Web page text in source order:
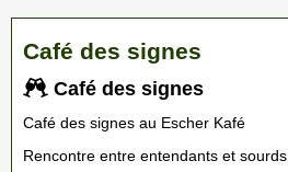
Café des signes
Café des signes
Café des signes au Escher Kafé
Rencontre entre entendants et sourds